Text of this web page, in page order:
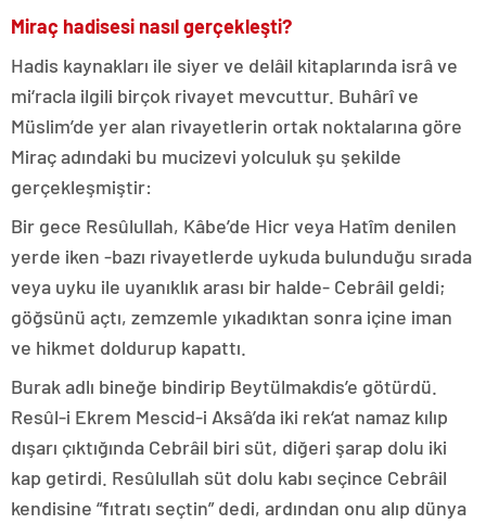
Miraç hadisesi nasıl gerçekleşti?
Hadis kaynakları ile siyer ve delâil kitaplarında isrâ ve
mi‘racla ilgili birçok rivayet mevcuttur. Buhârî ve
Müslim’de yer alan rivayetlerin ortak noktalarına göre
Miraç adındaki bu mucizevi yolculuk şu şekilde
gerçekleşmiştir:
Bir gece Resûlullah, Kâbe’de Hicr veya Hatîm denilen
yerde iken -bazı rivayetlerde uykuda bulunduğu sırada
veya uyku ile uyanıklık arası bir halde- Cebrâil geldi;
göğsünü açtı, zemzemle yıkadıktan sonra içine iman
ve hikmet doldurup kapattı.
Burak adlı bineğe bindirip Beytülmakdis’e götürdü.
Resûl-i Ekrem Mescid-i Aksâ’da iki rek‘at namaz kılıp
dışarı çıktığında Cebrâil biri süt, diğeri şarap dolu iki
kap getirdi. Resûlullah süt dolu kabı seçince Cebrâil
kendisine “fıtratı seçtin” dedi, ardından onu alıp dünya